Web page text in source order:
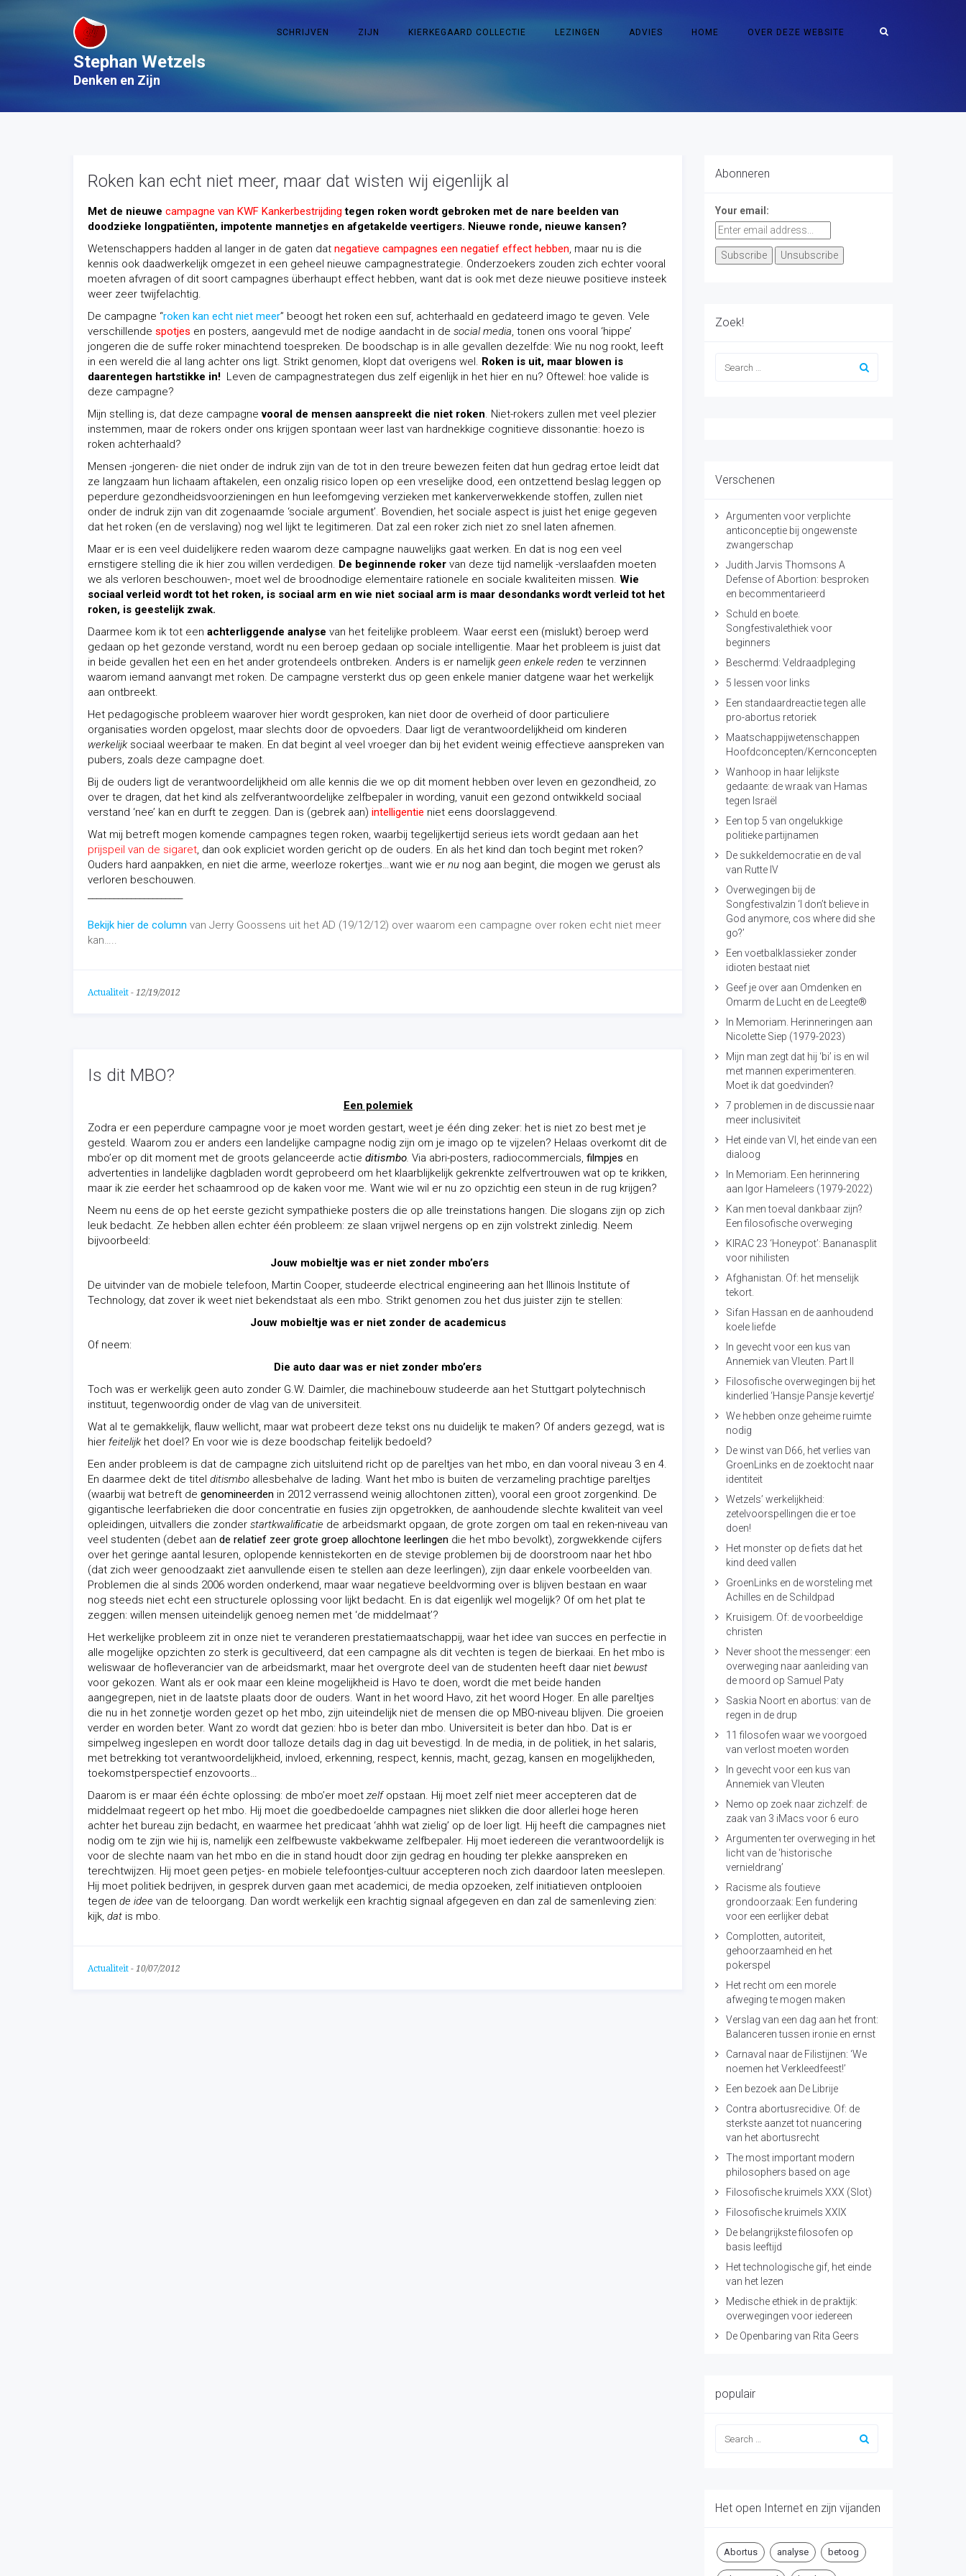
SCHRIJVEN ZIJN KIERKEGAARD COLLECTIE LEZINGEN ADVIES HOME OVER DEZE WEBSITE
Stephan Wetzels
Denken en Zijn
Roken kan echt niet meer, maar dat wisten wij eigenlijk al
Met de nieuwe campagne van KWF Kankerbestrijding tegen roken wordt gebroken met de nare beelden van
doodzieke longpatiënten, impotente mannetjes en afgetakelde veertigers. Nieuwe ronde, nieuwe kansen?
Wetenschappers hadden al langer in de gaten dat negatieve campagnes een negatief effect hebben, maar nu is die
kennis ook daadwerkelijk omgezet in een geheel nieuwe campagnestrategie. Onderzoekers zouden zich echter vooral
moeten afvragen of dit soort campagnes überhaupt effect hebben, want dat is ook met deze nieuwe positieve insteek
weer zeer twijfelachtig.
De campagne “roken kan echt niet meer” beoogt het roken een suf, achterhaald en gedateerd imago te geven. Vele
verschillende spotjes en posters, aangevuld met de nodige aandacht in de social media, tonen ons vooral ‘hippe’
jongeren die de suffe roker minachtend toespreken. De boodschap is in alle gevallen dezelfde: Wie nu nog rookt, leeft
in een wereld die al lang achter ons ligt. Strikt genomen, klopt dat overigens wel. Roken is uit, maar blowen is
daarentegen hartstikke in! Leven de campagnestrategen dus zelf eigenlijk in het hier en nu? Oftewel: hoe valide is
deze campagne?
Mijn stelling is, dat deze campagnevooral de mensen aanspreekt die niet roken. Niet-rokers zullen met veel plezier
instemmen, maar de rokers onder ons krijgen spontaan weer last van hardnekkige cognitieve dissonantie: hoezo is
roken achterhaald?
Mensen -jongeren- die niet onder de indruk zijn van de tot in den treure bewezen feiten dat hun gedrag ertoe leidt dat
ze langzaam hun lichaam aftakelen, een onzalig risico lopen op een vreselijke dood, een ontzettend beslag leggen op
peperdure gezondheidsvoorzieningen en hun leefomgeving verzieken met kankerverwekkende stoffen, zullen niet
onder de indruk zijn van dit zogenaamde ‘sociale argument’. Bovendien, het sociale aspect is juist het enige gegeven
dat het roken (en de verslaving) nog wel lijkt te legitimeren. Dat zal een roker zich niet zo snel laten afnemen.
Maar er is een veel duidelijkere reden waarom deze campagne nauwelijks gaat werken. En dat is nog een veel
ernstigere stelling die ik hier zou willen verdedigen. De beginnende roker van deze tijd namelijk -verslaafden moeten
we als verloren beschouwen-, moet wel de broodnodige elementaire rationele en sociale kwaliteiten missen. Wie
sociaal verleid wordt tot het roken, is sociaal arm en wie niet sociaal arm is maar desondanks wordt verleid tot het
roken, is geestelijk zwak.
Daarmee kom ik tot een achterliggende analyse van het feitelijke probleem. Waar eerst een (mislukt) beroep werd
gedaan op het gezonde verstand, wordt nu een beroep gedaan op sociale intelligentie. Maar het probleem is juist dat
in beide gevallen het een en het ander grotendeels ontbreken. Anders is er namelijk geen enkele reden te verzinnen
waarom iemand aanvangt met roken. De campagne versterkt dus op geen enkele manier datgene waar het werkelijk
aan ontbreekt.
Het pedagogische probleem waarover hier wordt gesproken, kan niet door de overheid of door particuliere
organisaties worden opgelost, maar slechts door de opvoeders. Daar ligt de verantwoordelijkheid om kinderen
werkelijk sociaal weerbaar te maken. En dat begint al veel vroeger dan bij het evident weinig effectieve aanspreken van
pubers, zoals deze campagne doet.
Bij de ouders ligt de verantwoordelijkheid om alle kennis die we op dit moment hebben over leven en gezondheid, zo
over te dragen, dat het kind als zelfverantwoordelijke zelfbepaler in wording, vanuit een gezond ontwikkeld sociaal
verstand ‘nee’ kan en durft te zeggen. Dan is (gebrek aan) intelligentie niet eens doorslaggevend.
Wat mij betreft mogen komende campagnes tegen roken, waarbij tegelijkertijd serieus iets wordt gedaan aan het
prijspeil van de sigaret, dan ook expliciet worden gericht op de ouders. En als het kind dan toch begint met roken?
Ouders hard aanpakken, en niet die arme, weerloze rokertjes…want wie er nu nog aan begint, die mogen we gerust als
verloren beschouwen.
Bekijk hier de column van Jerry Goossens uit het AD (19/12/12) over waarom een campagne over roken echt niet meer
kan…..
Actualiteit - 12/19/2012
Is dit MBO?
Een polemiek
Zodra er een peperdure campagne voor je moet worden gestart, weet je één ding zeker: het is niet zo best met je
gesteld. Waarom zou er anders een landelijke campagne nodig zijn om je imago op te vijzelen? Helaas overkomt dit de
mbo’er op dit moment met de groots gelanceerde actie ditismbo. Via abri-posters, radiocommercials, filmpjes en
advertenties in landelijke dagbladen wordt geprobeerd om het klaarblijkelijk gekrenkte zelfvertrouwen wat op te krikken,
maar ik zie eerder het schaamrood op de kaken voor me. Want wie wil er nu zo opzichtig een steun in de rug krijgen?
Neem nu eens de op het eerste gezicht sympathieke posters die op alle treinstations hangen. Die slogans zijn op zich
leuk bedacht. Ze hebben allen echter één probleem: ze slaan vrijwel nergens op en zijn volstrekt zinledig. Neem
bijvoorbeeld:
Jouw mobieltje was er niet zonder mbo’ers
De uitvinder van de mobiele telefoon, Martin Cooper, studeerde electrical engineering aan het Illinois Institute of
Technology, dat zover ik weet niet bekendstaat als een mbo. Strikt genomen zou het dus juister zijn te stellen:
Jouw mobieltje was er niet zonder de academicus
Of neem:
Die auto daar was er niet zonder mbo’ers
Toch was er werkelijk geen auto zonder G.W. Daimler, die machinebouw studeerde aan het Stuttgart polytechnisch
instituut, tegenwoordig onder de vlag van de universiteit.
Wat al te gemakkelijk, flauw wellicht, maar wat probeert deze tekst ons nu duidelijk te maken? Of anders gezegd, wat is
hier feitelijk het doel? En voor wie is deze boodschap feitelijk bedoeld?
Een ander probleem is dat de campagne zich uitsluitend richt op de pareltjes van het mbo, en dan vooral niveau 3 en 4.
En daarmee dekt de titel ditismbo allesbehalve de lading. Want het mbo is buiten de verzameling prachtige pareltjes
(waarbij wat betreft de genomineerden in 2012 verrassend weinig allochtonen zitten), vooral een groot zorgenkind. De
gigantische leerfabrieken die door concentratie en fusies zijn opgetrokken, de aanhoudende slechte kwaliteit van veel
opleidingen, uitvallers die zonder startkwaliﬁcatie de arbeidsmarkt opgaan, de grote zorgen om taal en reken-niveau van
veel studenten (debet aan de relatief zeer grote groep allochtone leerlingen die het mbo bevolkt), zorgwekkende cijfers
over het geringe aantal lesuren, oplopende kennistekorten en de stevige problemen bij de doorstroom naar het hbo
(dat zich weer genoodzaakt ziet aanvullende eisen te stellen aan deze leerlingen), zijn daar enkele voorbeelden van.
Problemen die al sinds 2006 worden onderkend, maar waar negatieve beeldvorming over is blijven bestaan en waar
nog steeds niet echt een structurele oplossing voor lijkt bedacht. En is dat eigenlijk wel mogelijk? Of om het plat te
zeggen: willen mensen uiteindelijk genoeg nemen met ‘de middelmaat’?
Het werkelijke probleem zit in onze niet te veranderen prestatiemaatschappij, waar het idee van succes en perfectie in
alle mogelijke opzichten zo sterk is gecultiveerd, dat een campagne als dit vechten is tegen de bierkaai. En het mbo is
weliswaar de hofleverancier van de arbeidsmarkt, maar het overgrote deel van de studenten heeft daar niet bewust
voor gekozen. Want als er ook maar een kleine mogelijkheid is Havo te doen, wordt die met beide handen
aangegrepen, niet in de laatste plaats door de ouders. Want in het woord Havo, zit het woord Hoger. En alle pareltjes
die nu in het zonnetje worden gezet op het mbo, zijn uiteindelijk niet de mensen die op MBO-niveau blijven. Die groeien
verder en worden beter. Want zo wordt dat gezien: hbo is beter dan mbo. Universiteit is beter dan hbo. Dat is er
simpelweg ingeslepen en wordt door talloze details dag in dag uit bevestigd. In de media, in de politiek, in het salaris,
met betrekking tot verantwoordelijkheid, invloed, erkenning, respect, kennis, macht, gezag, kansen en mogelijkheden,
toekomstperspectief enzovoorts…
Daarom is er maar één échte oplossing: de mbo’er moet zelfopstaan. Hij moet zelf niet meer accepteren dat de
middelmaat regeert op het mbo. Hij moet die goedbedoelde campagnes niet slikken die door allerlei hoge heren
achter het bureau zijn bedacht, en waarmee het predicaat ‘ahhh wat zielig’ op de loer ligt. Hij heeft die campagnes niet
nodig om te zijn wie hij is, namelijk een zelfbewuste vakbekwame zelfbepaler. Hij moet iedereen die verantwoordelijk is
voor de slechte naam van het mbo en die in stand houdt door zijn gedrag en houding ter plekke aanspreken en
terechtwijzen. Hij moet geen petjes- en mobiele telefoontjes-cultuur accepteren noch zich daardoor laten meeslepen.
Hij moet politiek bedrijven, in gesprek durven gaan met academici, de media opzoeken, zelf initiatieven ontplooien
tegen de idee van de teloorgang. Dan wordt werkelijk een krachtig signaal afgegeven en dan zal de samenleving zien:
kijk, dat is mbo.
Actualiteit - 10/07/2012
Abonneren
Your email:
Zoek!
Verschenen
Argumenten voor verplichte
anticonceptie bij ongewenste
zwangerschap
Judith Jarvis Thomsons A
Defense of Abortion: besproken
en becommentarieerd
Schuld en boete.
Songfestivalethiek voor
beginners
Beschermd: Veldraadpleging
5 lessen voor links
Een standaardreactie tegen alle
pro-abortus retoriek
Maatschappijwetenschappen
Hoofdconcepten/Kernconcepten
Wanhoop in haar lelijkste
gedaante: de wraak van Hamas
tegen Israël
Een top 5 van ongelukkige
politieke partijnamen
De sukkeldemocratie en de val
van Rutte IV
Overwegingen bij de
Songfestivalzin ‘I don’t believe in
God anymore, cos where did she
go?’
Een voetbalklassieker zonder
idioten bestaat niet
Geef je over aan Omdenken en
Omarm de Lucht en de Leegte®
In Memoriam. Herinneringen aan
Nicolette Siep (1979-2023)
Mijn man zegt dat hij ‘bi’ is en wil
met mannen experimenteren.
Moet ik dat goedvinden?
7 problemen in de discussie naar
meer inclusiviteit
Het einde van VI, het einde van een
dialoog
In Memoriam. Een herinnering
aan Igor Hameleers (1979-2022)
Kan men toeval dankbaar zijn?
Een filosofische overweging
KIRAC 23 ‘Honeypot’: Bananasplit
voor nihilisten
Afghanistan. Of: het menselijk
tekort.
Sifan Hassan en de aanhoudend
koele liefde
In gevecht voor een kus van
Annemiek van Vleuten. Part II
Filosofische overwegingen bij het
kinderlied ‘Hansje Pansje kevertje’
We hebben onze geheime ruimte
nodig
De winst van D66, het verlies van
GroenLinks en de zoektocht naar
identiteit
Wetzels’ werkelijkheid:
zetelvoorspellingen die er toe
doen!
Het monster op de fiets dat het
kind deed vallen
GroenLinks en de worsteling met
Achilles en de Schildpad
Kruisigem. Of: de voorbeeldige
christen
Never shoot the messenger: een
overweging naar aanleiding van
de moord op Samuel Paty
Saskia Noort en abortus: van de
regen in de drup
11 filosofen waar we voorgoed
van verlost moeten worden
In gevecht voor een kus van
Annemiek van Vleuten
Nemo op zoek naar zichzelf: de
zaak van 3 iMacs voor 6 euro
Argumenten ter overweging in het
licht van de ‘historische
vernieldrang’
Racisme als foutieve
grondoorzaak: Een fundering
voor een eerlijker debat
Complotten, autoriteit,
gehoorzaamheid en het
pokerspel
Het recht om een morele
afweging te mogen maken
Verslag van een dag aan het front:
Balanceren tussen ironie en ernst
Carnaval naar de Filistijnen: ‘We
noemen het Verkleedfeest!’
Een bezoek aan De Librije
Contra abortusrecidive. Of: de
sterkste aanzet tot nuancering
van het abortusrecht
The most important modern
philosophers based on age
Filosofische kruimels XXX (Slot)
Filosofische kruimels XXIX
De belangrijkste filosofen op
basis leeftijd
Het technologische gif, het einde
van het lezen
Medische ethiek in de praktijk:
overwegingen voor iedereen
De Openbaring van Rita Geers
populair
Het open Internet en zijn vijanden
Abortus analyse betoog